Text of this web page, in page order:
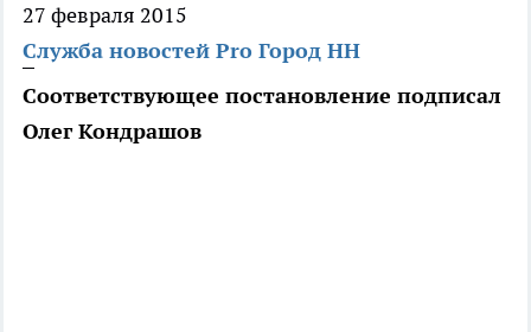
27 февраля 2015
Служба новостей Pro Город НН
Соответствующее постановление подписал
Олег Кондрашов